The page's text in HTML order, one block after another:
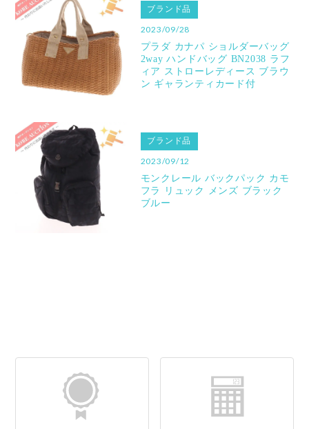
ブランド品
2023/09/28
プラダ カナパ ショルダーバッグ
2way ハンドバッグ BN2038 ラフ
ィア ストローレディース ブラウ
ン ギャランティカード付
ブランド品
2023/09/12
モンクレール バックパック カモ
フラ リュック メンズ ブラック
ブルー